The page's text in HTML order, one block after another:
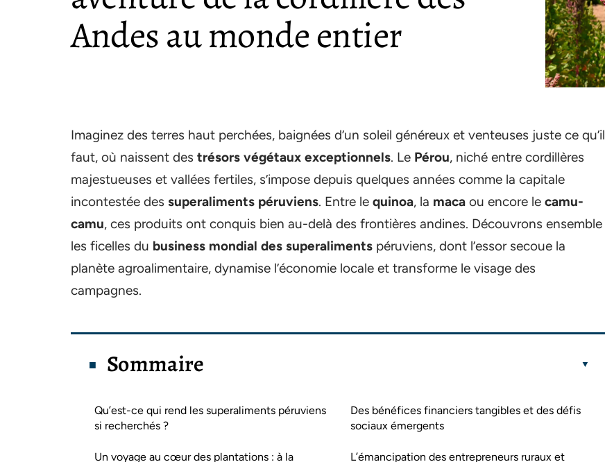
Andes au monde entier
Imaginez des terres haut perchées, baignées d’un soleil généreux et venteuses juste ce qu’il
faut, où naissent des trésors végétaux exceptionnels. Le Pérou, niché entre cordillères
majestueuses et vallées fertiles, s’impose depuis quelques années comme la capitale
incontestée des superaliments péruviens. Entre le quinoa, la maca ou encore le camu-
camu, ces produits ont conquis bien au-delà des frontières andines. Découvrons ensemble
les ficelles du business mondial des superaliments péruviens, dont l’essor secoue la
planète agroalimentaire, dynamise l’économie locale et transforme le visage des
campagnes.
Sommaire
Qu’est-ce qui rend les superaliments péruviens
si recherchés ?
Un voyage au cœur des plantations : à la
Des bénéfices financiers tangibles et des défis
sociaux émergents
L’émancipation des entrepreneurs ruraux et